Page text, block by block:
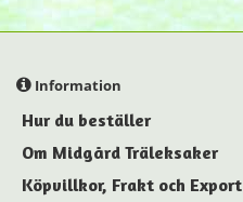
Information
Hur du beställer
Om Midgård Träleksaker
Köpvillkor, Frakt och Export